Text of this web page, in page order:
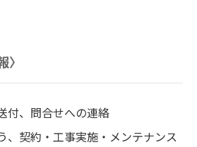
〉
付、問合せへの連絡
、契約・工事実施・メンテナンス